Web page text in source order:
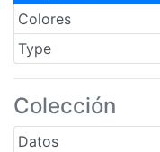
Colores
Type
Colección
Datos